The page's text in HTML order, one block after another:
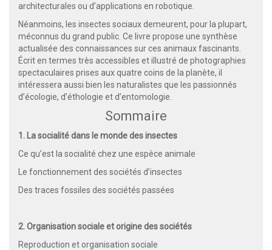
architecturales ou d’applications en robotique.
Néanmoins, les insectes sociaux demeurent, pour la plupart,
méconnus du grand public. Ce livre propose une synthèse
actualisée des connaissances sur ces animaux fascinants.
Écrit en termes très accessibles et illustré de photographies
spectaculaires prises aux quatre coins de la planète, il
intéressera aussi bien les naturalistes que les passionnés
d’écologie, d’éthologie et d’entomologie.
Sommaire
1. La socialité dans le monde des insectes
Ce qu’est la socialité chez une espèce animale
Le fonctionnement des sociétés d’insectes
Des traces fossiles des sociétés passées
2. Organisation sociale et origine des sociétés
Reproduction et organisation sociale